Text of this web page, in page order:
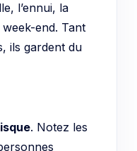
l’ennui, la
end. Tant
ils gardent du
. Notez les